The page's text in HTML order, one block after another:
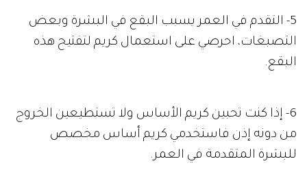
5- التقدم في العمر يسبب البقع في البشرة وبعض
التصبغات، احرصي على استعمال كريم لتفتيح هذه
البقع.
6- إذا كنت تحبين كريم الأساس ولا تستطيعين الخروج
من دونه إذن فاستخدمي كريم أساس مخصص
للبشرة المتقدمة في العمر.